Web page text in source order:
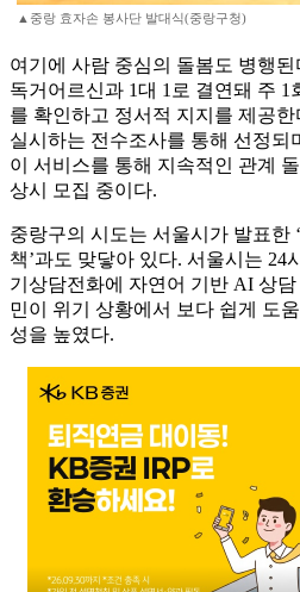
▲중랑 효자손 봉사단 발대식(중랑구청)
여기에 사람 중심의 돌봄도 병행된
독거어르신과 1대 1로 결연돼 주
를 확인하고 정서적 지지를 제공
실시하는 전수조사를 통해 선정되
이 서비스를 통해 지속적인 관계
상시 모집 중이다.
중랑구의 시도는 서울시가 발표한
책’과도 맞닿아 있다. 서울시는 24
기상담전화에 자연어 기반 AI 상담
민이 위기 상황에서 보다 쉽게 도
성을 높였다.